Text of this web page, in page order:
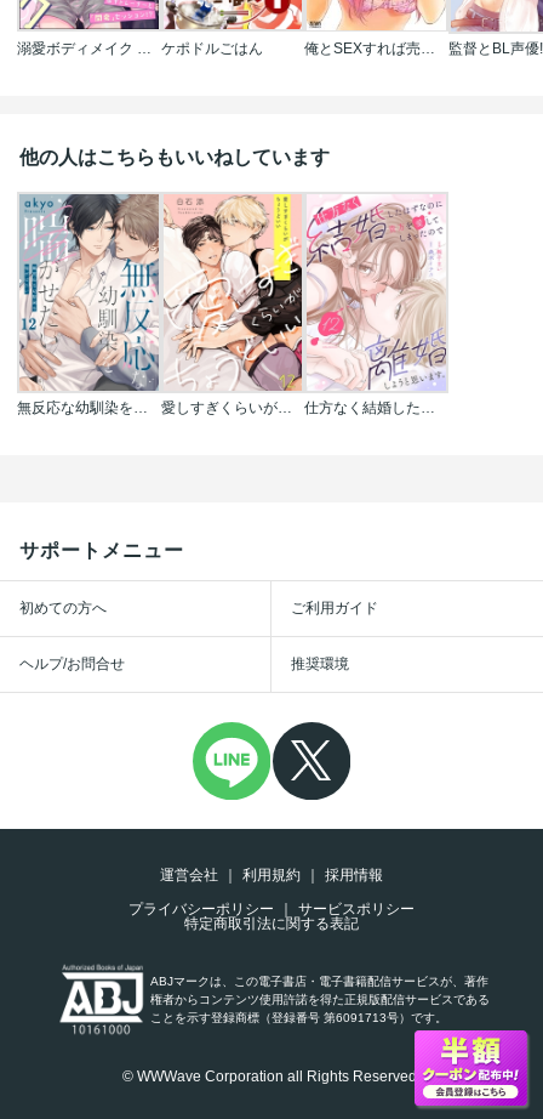
溺愛ボディメイク ～ぽちゃ女子､年下トレーナーと｢開発｣セッション!?～(分冊版) ケポドルごはん 俺とSEXすれば売れる 監督とBL声優!
他の人はこちらもいいねしています
無反応な幼馴染を喘がせたい 愛しすぎくらいがちょうどいい 仕方なく結婚したはずなのに貴方を愛してしまったので離婚しようと思います｡
サポートメニュー
初めての方へ ご利用ガイド
ヘルプ/お問合せ 推奨環境
運営会社 利用規約
採用情報
プライバシーポリシー
サービスポリシー
特定商取引法に関する表記
ABJマークは、この電子書店・電子書籍配信サービスが、著作
権者からコンテンツ使用許諾を得た正規版配信サービスである
ことを示す登録商標（登録番号 第6091713号）です。
© WWWave Corporation all Rights Reserved.